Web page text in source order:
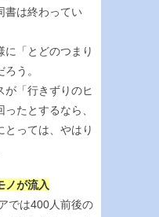
書は終わってい
に「とどのつまり
う。
が「行きずりのヒ
たとするなら、
とっては、やはり
ノが流入
では400人前後の